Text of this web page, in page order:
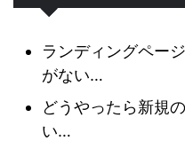
ランディングペー
がない…
どうやったら新規
い…